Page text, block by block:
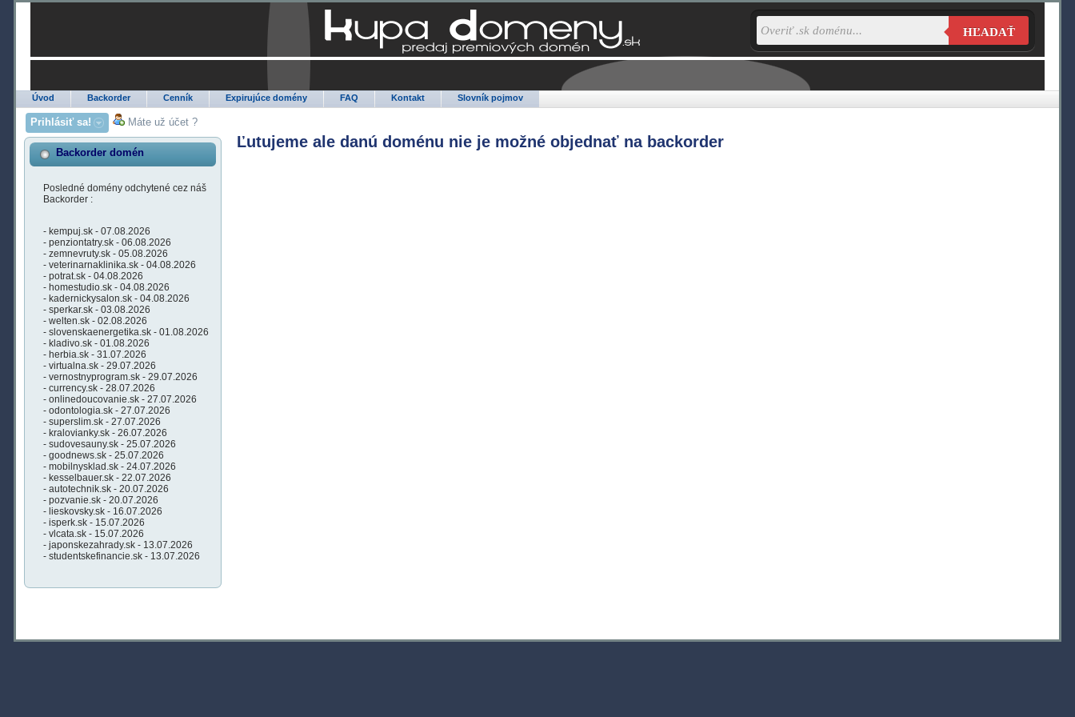
Úvod Backorder Cenník Expirujúce domény FAQ Kontakt Slovník pojmov
HĽADAŤ
Prihlásiť sa! Máte už účet ?
Backorder domén
Posledné domény odchytené cez náš
Backorder :
- kempuj.sk - 07.08.2026
- penziontatry.sk - 06.08.2026
- zemnevruty.sk - 05.08.2026
- veterinarnaklinika.sk - 04.08.2026
- potrat.sk - 04.08.2026
- homestudio.sk - 04.08.2026
- kadernickysalon.sk - 04.08.2026
- sperkar.sk - 03.08.2026
- welten.sk - 02.08.2026
- slovenskaenergetika.sk - 01.08.2026
- kladivo.sk - 01.08.2026
- herbia.sk - 31.07.2026
- virtualna.sk - 29.07.2026
- vernostnyprogram.sk - 29.07.2026
- currency.sk - 28.07.2026
- onlinedoucovanie.sk - 27.07.2026
- odontologia.sk - 27.07.2026
- superslim.sk - 27.07.2026
- kralovianky.sk - 26.07.2026
- sudovesauny.sk - 25.07.2026
- goodnews.sk - 25.07.2026
- mobilnysklad.sk - 24.07.2026
- kesselbauer.sk - 22.07.2026
- autotechnik.sk - 20.07.2026
- pozvanie.sk - 20.07.2026
- lieskovsky.sk - 16.07.2026
- isperk.sk - 15.07.2026
- vlcata.sk - 15.07.2026
- japonskezahrady.sk - 13.07.2026
- studentskefinancie.sk - 13.07.2026
Ľutujeme ale danú doménu nie je možné objednať na backorder